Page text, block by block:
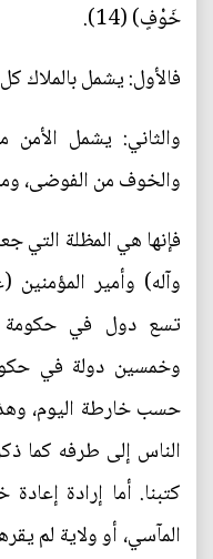
خَوْفٍ) (14).
فالأول: يشمل بالملاك
والثاني: يشمل
والخوف من الفوضى،
فإنها هي المظلة التي
وآله) وأمير المؤمنين
تسع دول في حكومة
وخمسين دولة في
حسب خارطة اليوم،
الناس إلى طرفه كما
كتبنا. أما إرادة
المآسي، أو ولاية لم